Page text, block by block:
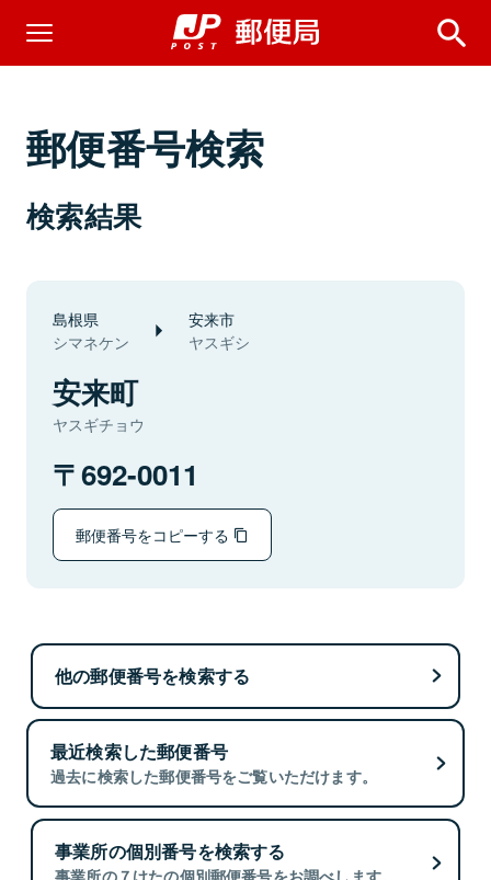
郵便番号検索
検索結果
島根県
シマネケン
安来市
ヤスギシ
安来町
ヤスギチョウ
692-0011
郵便番号をコピーする
他の郵便番号を検索する
最近検索した郵便番号
過去に検索した郵便番号をご覧いただけます。
事業所の個別番号を検索する
事業所の７けたの個別郵便番号をお調べします。